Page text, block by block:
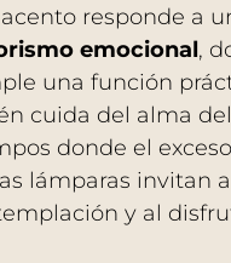
responde a
emocional,
una función
cuida del alma del
donde el exceso
lámparas invitan
y al